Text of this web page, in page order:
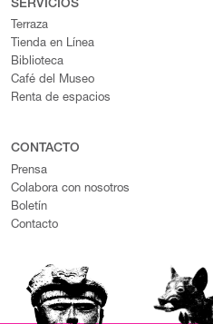
SERVICIOS
Terraza
Tienda en Línea
Biblioteca
Café del Museo
Renta de espacios
CONTACTO
Prensa
Colabora con nosotros
Boletín
Contacto